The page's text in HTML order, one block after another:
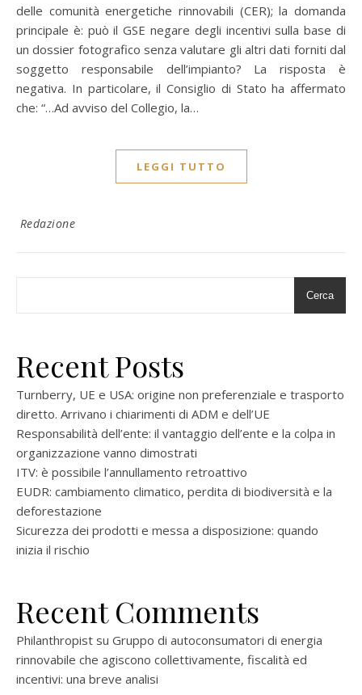
delle comunità energetiche rinnovabili (CER); la domanda
principale è: può il GSE negare degli incentivi sulla base di
un dossier fotografico senza valutare gli altri dati forniti dal
soggetto responsabile dell’impianto? La risposta è
negativa. In particolare, il Consiglio di Stato ha affermato
che: “…Ad avviso del Collegio, la…
LEGGI TUTTO
Redazione
Cerca
Recent Posts
Turnberry, UE e USA: origine non preferenziale e trasporto
diretto. Arrivano i chiarimenti di ADM e dell’UE
Responsabilità dell’ente: il vantaggio dell’ente e la colpa in
organizzazione vanno dimostrati
ITV: è possibile l’annullamento retroattivo
EUDR: cambiamento climatico, perdita di biodiversità e la
deforestazione
Sicurezza dei prodotti e messa a disposizione: quando
inizia il rischio
Recent Comments
Philanthropist su Gruppo di autoconsumatori di energia
rinnovabile che agiscono collettivamente, fiscalità ed
incentivi: una breve analisi